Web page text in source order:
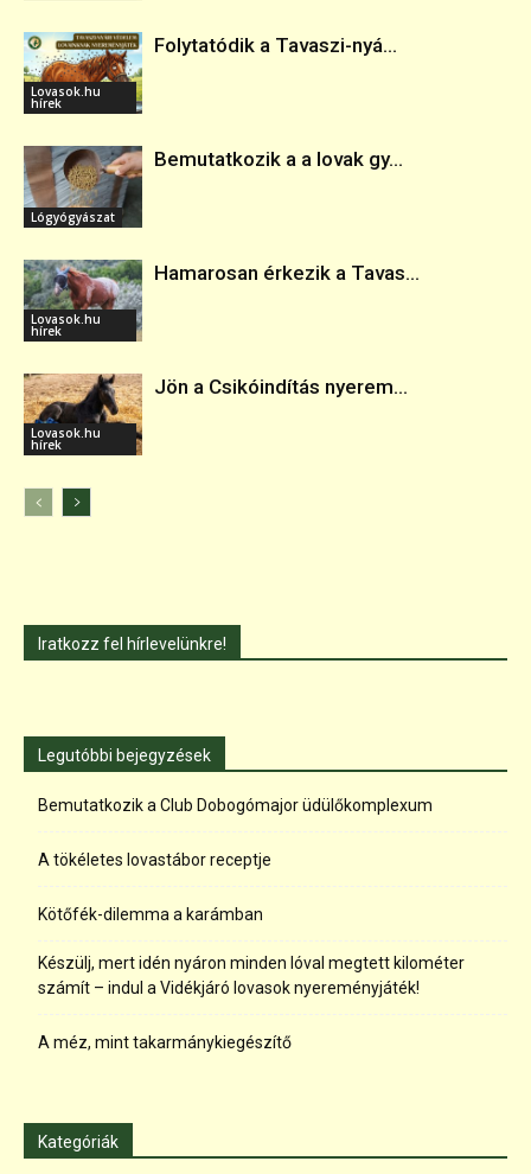
Lovasok.hu
hírek
Folytatódik a Tavaszi-nyá...
Lógyógyászat
Bemutatkozik a a lovak gy...
Lovasok.hu
hírek
Hamarosan érkezik a Tavas...
Lovasok.hu
hírek
Jön a Csikóindítás nyerem...
Iratkozz fel hírlevelünkre!
Legutóbbi bejegyzések
Bemutatkozik a Club Dobogómajor üdülőkomplexum
A tökéletes lovastábor receptje
Kötőfék-dilemma a karámban
Készülj, mert idén nyáron minden lóval megtett kilométer
számít – indul a Vidékjáró lovasok nyereményjáték!
A méz, mint takarmánykiegészítő
Kategóriák